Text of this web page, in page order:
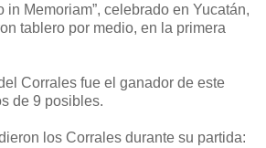
in Memoriam”, celebrado en Yucatán,
tablero por medio, en la primera
Corrales fue el ganador de este
de 9 posibles.
los Corrales durante su partida: